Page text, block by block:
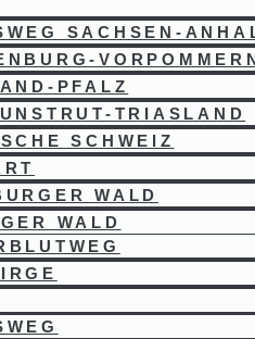
SACHSEN-
PFALZ
TRIASLAND
SCHWEIZ
WALD
WALD